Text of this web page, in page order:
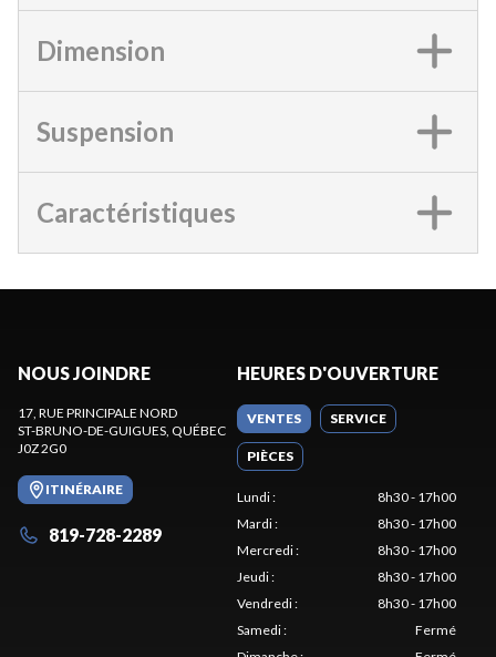
Dimension
Suspension
Caractéristiques
NOUS JOINDRE
17, RUE PRINCIPALE NORD
ST-BRUNO-DE-GUIGUES , QUÉBEC
J0Z 2G0
ITINÉRAIRE
819-728-2289
HEURES D'OUVERTURE
VENTES SERVICE
PIÈCES
Lundi:
8h30 - 17h00
Mardi:
8h30 - 17h00
Mercredi:
8h30 - 17h00
Jeudi:
8h30 - 17h00
Vendredi:
8h30 - 17h00
Samedi:
Fermé